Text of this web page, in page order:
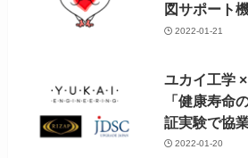
図サポート
2022-01-21
ユカイ工学
「健康寿命
証実験で協
2022-01-20